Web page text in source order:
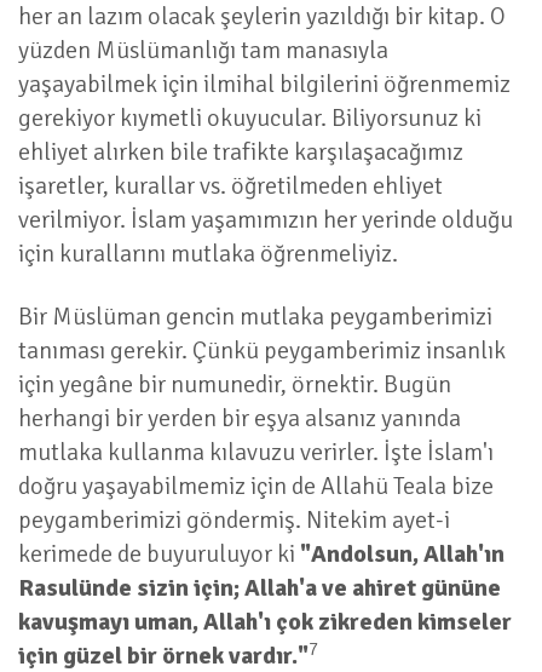
her an lazım olacak şeylerin yazıldığı bir kitap. O
yüzden Müslümanlığı tam manasıyla
yaşayabilmek için ilmihal bilgilerini öğrenmemiz
gerekiyor kıymetli okuyucular. Biliyorsunuz ki
ehliyet alırken bile trafikte karşılaşacağımız
işaretler, kurallar vs. öğretilmeden ehliyet
verilmiyor. İslam yaşamımızın her yerinde olduğu
için kurallarını mutlaka öğrenmeliyiz.
Bir Müslüman gencin mutlaka peygamberimizi
tanıması gerekir. Çünkü peygamberimiz insanlık
için yegâne bir numunedir, örnektir. Bugün
herhangi bir yerden bir eşya alsanız yanında
mutlaka kullanma kılavuzu verirler. İşte İslam'ı
doğru yaşayabilmemiz için de Allahü Teala bize
peygamberimizi göndermiş. Nitekim ayet-i
kerimede de buyuruluyor ki "Andolsun, Allah'ın
Rasulünde sizin için; Allah'a ve ahiret gününe
kavuşmayı uman, Allah'ı çok zikreden kimseler
için güzel bir örnek vardır."7